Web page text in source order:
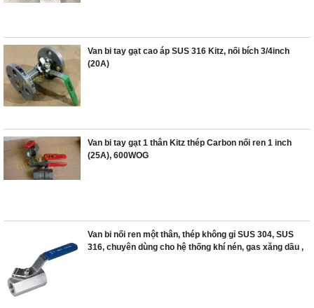
Van bi tay gạt cao áp SUS 316 Kitz, nối bích 3/4inch
(20A)
Van bi tay gạt 1 thân Kitz thép Carbon nối ren 1 inch
(25A), 600WOG
Van bi nối ren một thân, thép không gỉ SUS 304, SUS
316, chuyên dùng cho hệ thống khí nén, gas xăng dầu ,